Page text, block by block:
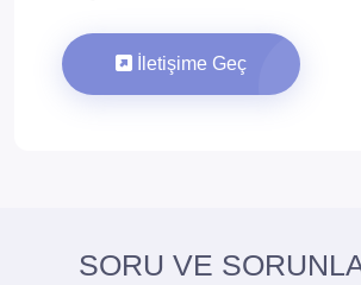
İletişime Geç
SORU VE